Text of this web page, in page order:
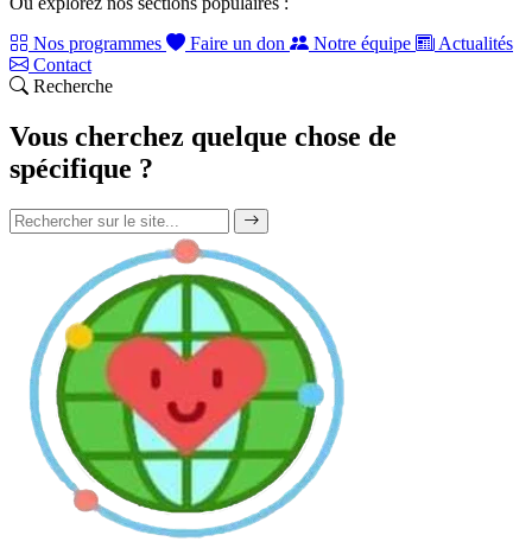
Nos programmes
Faire un don Notre équipe
Actualités
Contact
Recherche
Vous cherchez quelque chose de
spécifique ?